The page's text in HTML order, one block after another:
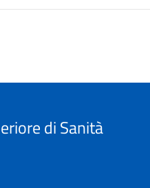
di Sanità